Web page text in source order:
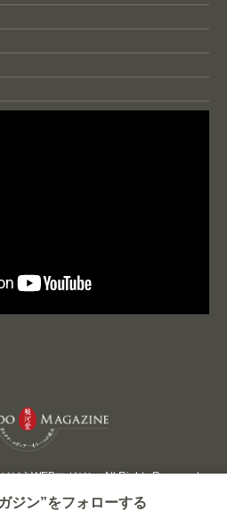
どうWEBマガジン. All Rights Reserved.
ジン”をフォローする